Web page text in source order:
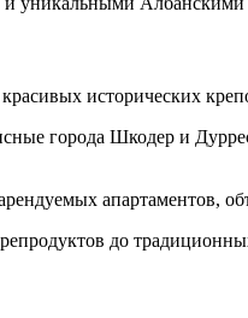
исторических
города Шкодер и
апартаментов,
до